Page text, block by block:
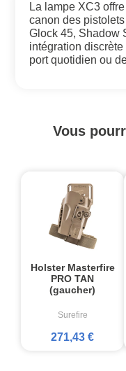
La lampe XC3
canon des
Glock 45, Shadow
intégration
port quotidien ou
Vous
Holster Masterfire
PRO TAN
(gaucher)
Surefire
271,43 €